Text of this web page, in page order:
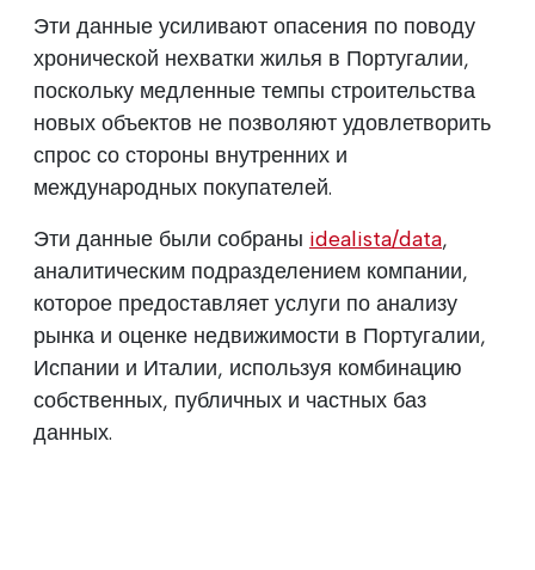
Эти данные усиливают опасения по поводу
хронической нехватки жилья в Португалии,
поскольку медленные темпы строительства
новых объектов не позволяют удовлетворить
спрос со стороны внутренних и
международных покупателей.
Эти данные были собраны idealista/data,
аналитическим подразделением компании,
которое предоставляет услуги по анализу
рынка и оценке недвижимости в Португалии,
Испании и Италии, используя комбинацию
собственных, публичных и частных баз
данных.